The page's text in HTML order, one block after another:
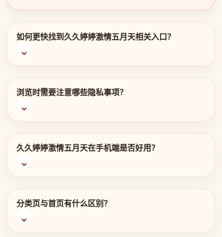
如何更快找到久久婷婷激情五月天相关入口？
浏览时需要注意哪些隐私事项？
久久婷婷激情五月天在手机端是否好用？
分类页与首页有什么区别？